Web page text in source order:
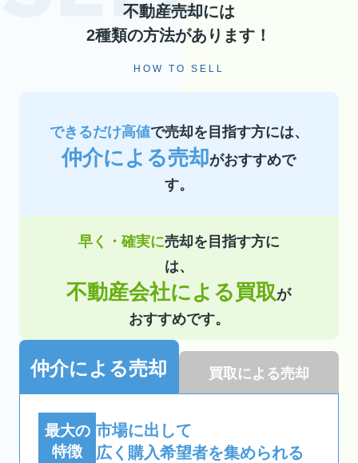
不動産売却には
2種類の方法があります！
HOW TO SELL
できるだけ高値で売却を目指す方には、
仲介による売却がおすすめで
す。
早く・確実に売却を目指す方に
は、
不動産会社による買取が
おすすめです。
仲介による売却 買取による売却
最大の
特徴
市場に出して
広く購入希望者を集められる